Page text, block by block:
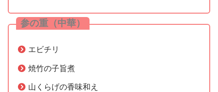
参の重（中華）
エビチリ
焼竹の子旨煮
山くらげの香味和え